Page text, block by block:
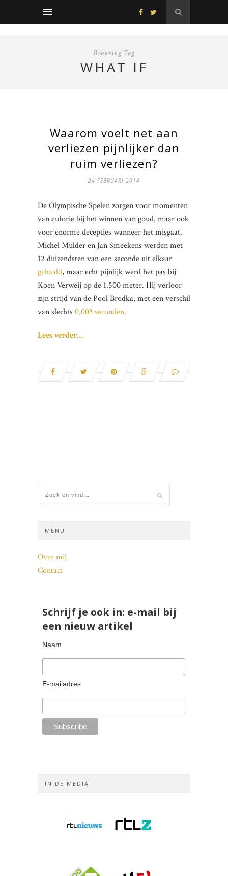
Browsing Tag
WHAT IF
Waarom voelt net aan
verliezen pijnlijker dan
ruim verliezen?
24 FEBRUARI 2014
De Olympische Spelen zorgen voor momenten
van euforie bij het winnen van goud, maar ook
voor enorme decepties wanneer het misgaat.
Michel Mulder en Jan Smeekens werden met
12 duizendsten van een seconde uit elkaar
gehaald, maar echt pijnlijk werd het pas bij
Koen Verweij op de 1.500 meter. Hij verloor
zijn strijd van de Pool Brodka, met een verschil
van slechts 0,003 seconden.
Lees verder…
MENU
Over mij
Contact
Schrijf je ook in: e-mail bij
een nieuw artikel
Naam
E-mailadres
IN DE MEDIA